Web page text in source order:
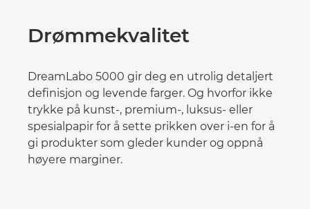
Drømmekvalitet
DreamLabo 5000 gir deg en utrolig detaljert
definisjon og levende farger. Og hvorfor ikke
trykke på kunst-, premium-, luksus- eller
spesialpapir for å sette prikken over i-en for å
gi produkter som gleder kunder og oppnå
høyere marginer.